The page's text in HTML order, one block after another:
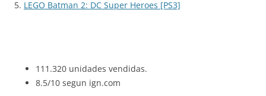
5. LEGO Batman 2: DC Super Heroes [PS3]
111.320 unidades vendidas.
8.5/10 segun ign.com